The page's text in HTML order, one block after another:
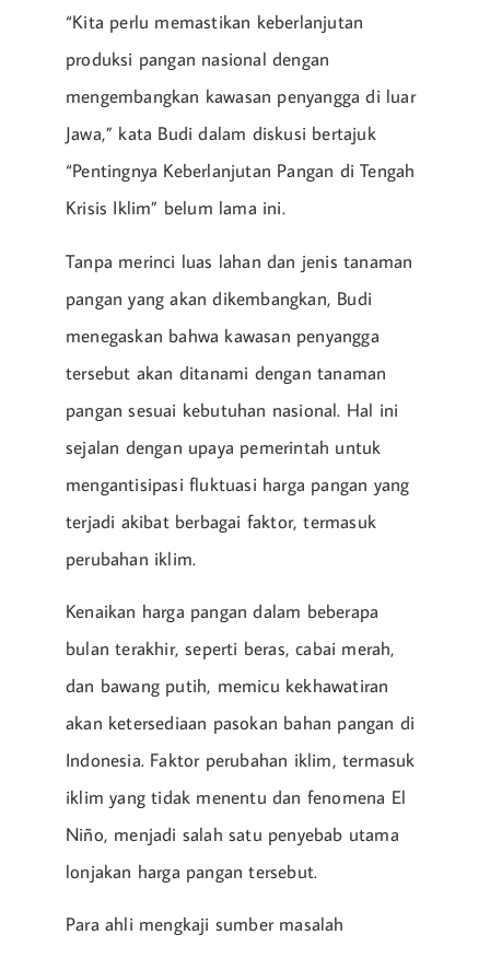
“Kita perlu memastikan keberlanjutan
produksi pangan nasional dengan
mengembangkan kawasan penyangga di luar
Jawa,” kata Budi dalam diskusi bertajuk
“Pentingnya Keberlanjutan Pangan di Tengah
Krisis Iklim” belum lama ini.
Tanpa merinci luas lahan dan jenis tanaman
pangan yang akan dikembangkan, Budi
menegaskan bahwa kawasan penyangga
tersebut akan ditanami dengan tanaman
pangan sesuai kebutuhan nasional. Hal ini
sejalan dengan upaya pemerintah untuk
mengantisipasi fluktuasi harga pangan yang
terjadi akibat berbagai faktor, termasuk
perubahan iklim.
Kenaikan harga pangan dalam beberapa
bulan terakhir, seperti beras, cabai merah,
dan bawang putih, memicu kekhawatiran
akan ketersediaan pasokan bahan pangan di
Indonesia. Faktor perubahan iklim, termasuk
iklim yang tidak menentu dan fenomena El
Niño, menjadi salah satu penyebab utama
lonjakan harga pangan tersebut.
Para ahli mengkaji sumber masalah